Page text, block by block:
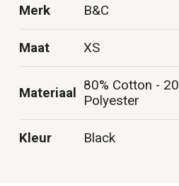
Merk B&C
Maat XS
Materiaal
80% Cotton -
Polyester
Kleur Black